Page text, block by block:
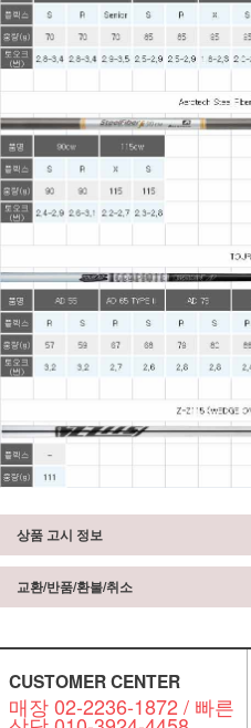
상품 고시 정보
교환/반품/환불/취소
CUSTOMER CENTER
매장 02-2236-1872 / 빠른